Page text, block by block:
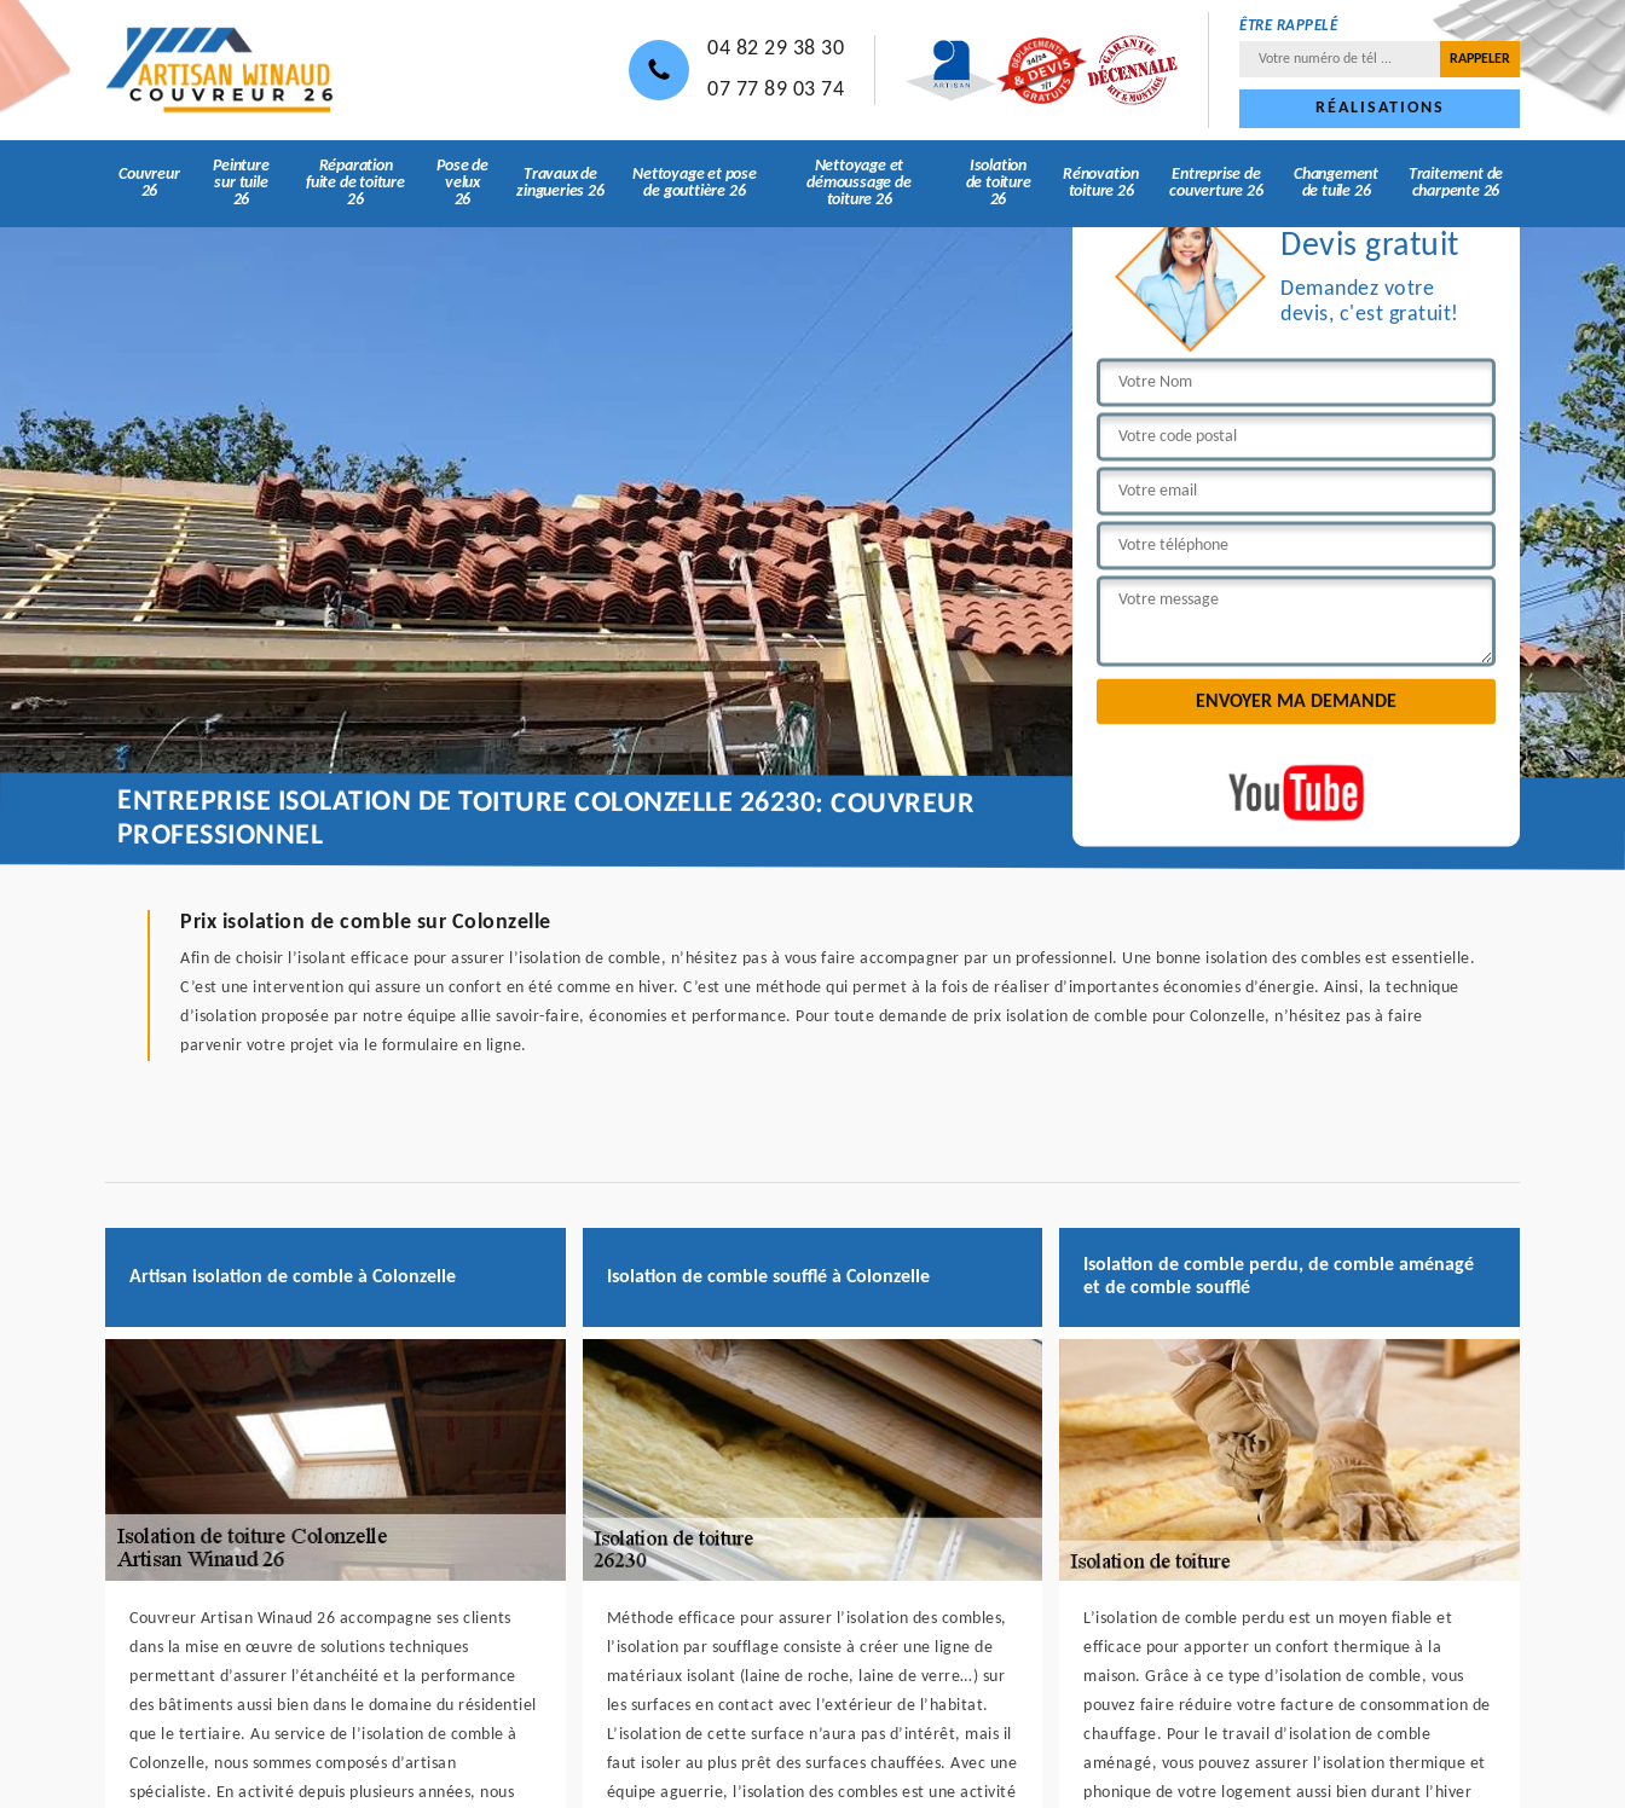
04 82 29 38 30
07 77 89 03 74
ÊTRE RAPPELÉ
RÉALISATIONS
Couvreur
26
Peinture
sur tuile
26
Réparation
fuite de toiture
26
Pose de
velux
26
Travaux de
zingueries 26
Nettoyage et pose
de gouttière 26
Nettoyage et
démoussage de
toiture 26
Isolation
de toiture
26
Rénovation
toiture 26
Entreprise de
couverture 26
Changement
de tuile 26
Traitement de
charpente 26
Devis gratuit
Demandez votre
devis, c'est gratuit!
ENTREPRISE ISOLATION DE TOITURE COLONZELLE 26230: COUVREUR
PROFESSIONNEL
Prix isolation de comble sur Colonzelle
Afin de choisir l’isolant efficace pour assurer l’isolation de comble, n’hésitez pas à vous faire accompagner par un professionnel. Une bonne isolation des combles est essentielle.
C’est une intervention qui assure un confort en été comme en hiver. C’est une méthode qui permet à la fois de réaliser d’importantes économies d’énergie. Ainsi, la technique
d’isolation proposée par notre équipe allie savoir-faire, économies et performance. Pour toute demande de prix isolation de comble pour Colonzelle, n’hésitez pas à faire
parvenir votre projet via le formulaire en ligne.
Artisan isolation de comble à Colonzelle
Couvreur Artisan Winaud 26 accompagne ses clients
dans la mise en œuvre de solutions techniques
permettant d’assurer l’étanchéité et la performance
des bâtiments aussi bien dans le domaine du résidentiel
que le tertiaire. Au service de l’isolation de comble à
Colonzelle, nous sommes composés d’artisan
spécialiste. En activité depuis plusieurs années, nous
Isolation de comble soufflé à Colonzelle
Méthode efficace pour assurer l’isolation des combles,
l’isolation par soufflage consiste à créer une ligne de
matériaux isolant (laine de roche, laine de verre…) sur
les surfaces en contact avec l’extérieur de l’habitat.
L’isolation de cette surface n’aura pas d’intérêt, mais il
faut isoler au plus prêt des surfaces chauffées. Avec une
équipe aguerrie, l’isolation des combles est une activité
Isolation de comble perdu, de comble aménagé
et de comble soufflé
L’isolation de comble perdu est un moyen fiable et
efficace pour apporter un confort thermique à la
maison. Grâce à ce type d’isolation de comble, vous
pouvez faire réduire votre facture de consommation de
chauffage. Pour le travail d’isolation de comble
aménagé, vous pouvez assurer l’isolation thermique et
phonique de votre logement aussi bien durant l’hiver